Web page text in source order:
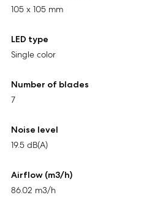
105 x 105 mm
LED type
Single color
Number of blades
7
Noise level
19.5 dB(A)
Airflow (m3/h)
86.02 m3/h